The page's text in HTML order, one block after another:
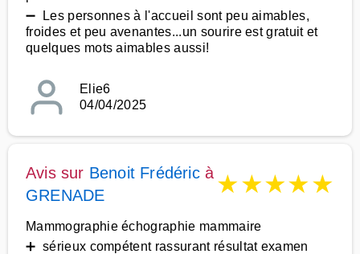
➖ Les personnes à l'accueil sont peu aimables,
froides et peu avenantes...un sourire est gratuit et
quelques mots aimables aussi!
Elie6
04/04/2025
Avis sur Benoit Frédéricà
GRENADE
★★★★★
Mammographie échographie mammaire
➕ sérieux compétent rassurant résultat examen